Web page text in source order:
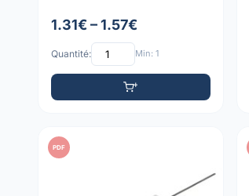
1.31€ – 1.57€
Quantité: Min: 1
PDF